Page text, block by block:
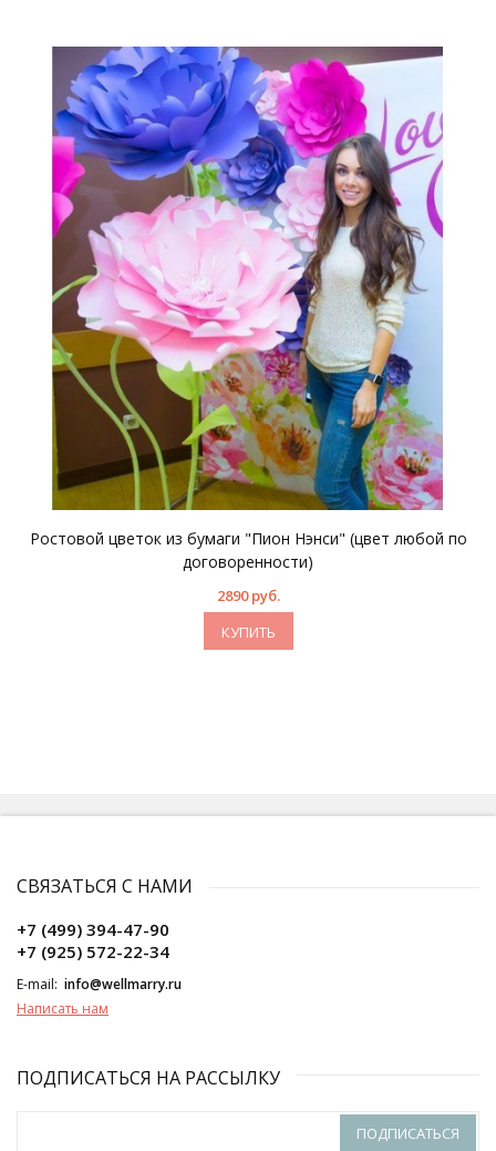
Ростовой цветок из бумаги "Пион Нэнси" (цвет любой по
договоренности)
2890 руб.
КУПИТЬ
СВЯЗАТЬСЯ С НАМИ
+7 (499) 394-47-90
+7 (925) 572-22-34
E-mail: info@wellmarry.ru
Написать нам
ПОДПИСАТЬСЯ НА РАССЫЛКУ
ПОДПИСАТЬСЯ